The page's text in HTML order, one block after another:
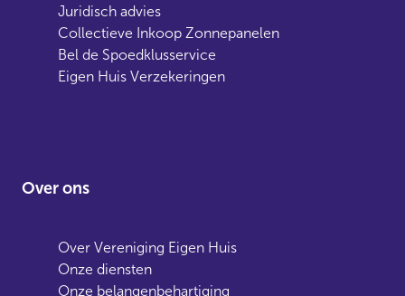
Juridisch advies
Collectieve Inkoop Zonnepanelen
Bel de Spoedklusservice
Eigen Huis Verzekeringen
Over ons
Over Vereniging Eigen Huis
Onze diensten
Onze belangenbehartiging